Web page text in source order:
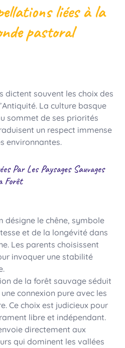
liées à la
pastoral
dictent souvent les choix des
La culture basque
sommet de ses priorités
un respect immense
environnantes.
Par Les Paysages Sauvages
Forêt
désigne le chêne, symbole
et de la longévité dans
Les parents choisissent
invoquer une stabilité
de la forêt sauvage séduit
connexion pure avec les
Ce choix est judicieux pour
libre et indépendant.
directement aux
qui dominent les vallées